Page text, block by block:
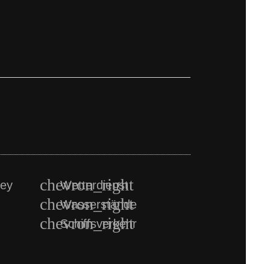
Wetterdienst
Wasserstände
Schiffsverkehr